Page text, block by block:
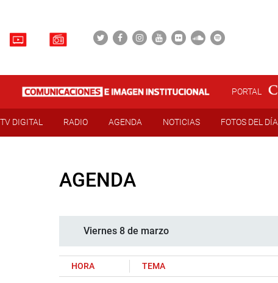
PORTAL
TV DIGITAL RADIO AGENDA NOTICIAS FOTOS DEL DÍA
AGENDA
Viernes 8 de marzo
HORA TEMA